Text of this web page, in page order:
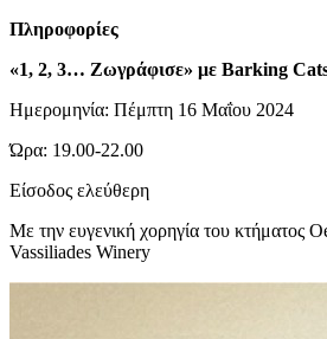
Πληροφορίες
«1, 2, 3… Ζωγράφισε» με Barking
Ημερομηνία: Πέμπτη 16 Μαΐου 2024
Ώρα: 19.00-22.00
Είσοδος ελεύθερη
Με την ευγενική χορηγία του κτήματος
Vassiliades Winery